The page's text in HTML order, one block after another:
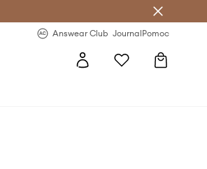
Answear Club JournalPomoc